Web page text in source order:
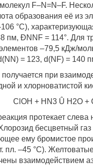
F–N=N–F.
образования её из
°С),
пм, ÐNNF = 114°. Для
–79,5 кДж/
= 123, d(NF) = 140
при
и хлорноватистой
ClOH + HN3 Û H2O +
протекает
бесцветный газ
ему бромистое
пл. –45 °С).
взаимодействием